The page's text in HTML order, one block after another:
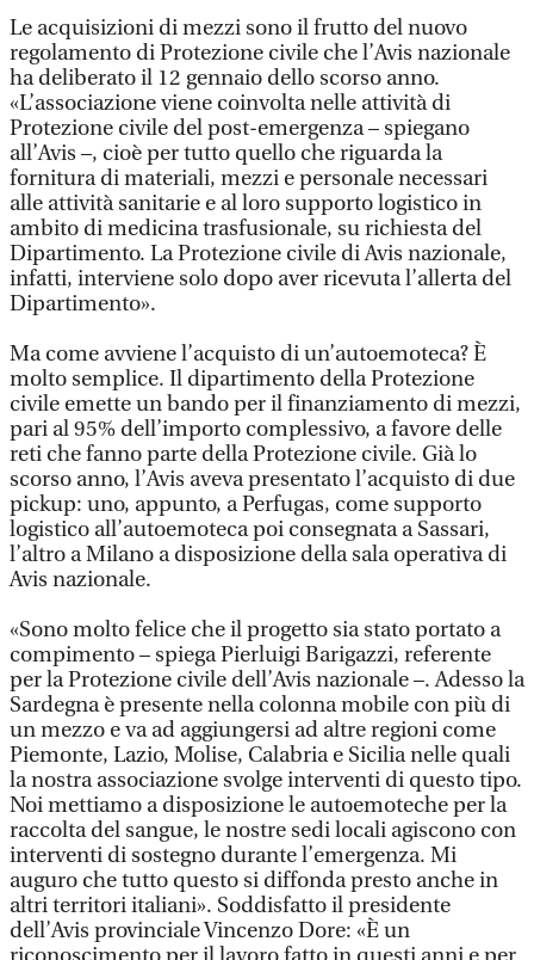
Le acquisizioni di mezzi sono il frutto del nuovo
regolamento di Protezione civile che l’Avis nazionale
ha deliberato il 12 gennaio dello scorso anno.
«L’associazione viene coinvolta nelle attività di
Protezione civile del post-emergenza – spiegano
all’Avis –, cioè per tutto quello che riguarda la
fornitura di materiali, mezzi e personale necessari
alle attività sanitarie e al loro supporto logistico in
ambito di medicina trasfusionale, su richiesta del
Dipartimento. La Protezione civile di Avis nazionale,
infatti, interviene solo dopo aver ricevuta l’allerta del
Dipartimento».
Ma come avviene l’acquisto di un’autoemoteca? È
molto semplice. Il dipartimento della Protezione
civile emette un bando per il finanziamento di mezzi,
pari al 95% dell’importo complessivo, a favore delle
reti che fanno parte della Protezione civile. Già lo
scorso anno, l’Avis aveva presentato l’acquisto di due
pickup: uno, appunto, a Perfugas, come supporto
logistico all’autoemoteca poi consegnata a Sassari,
l’altro a Milano a disposizione della sala operativa di
Avis nazionale.
«Sono molto felice che il progetto sia stato portato a
compimento – spiega Pierluigi Barigazzi, referente
per la Protezione civile dell’Avis nazionale –. Adesso la
Sardegna è presente nella colonna mobile con più di
un mezzo e va ad aggiungersi ad altre regioni come
Piemonte, Lazio, Molise, Calabria e Sicilia nelle quali
la nostra associazione svolge interventi di questo tipo.
Noi mettiamo a disposizione le autoemoteche per la
raccolta del sangue, le nostre sedi locali agiscono con
interventi di sostegno durante l’emergenza. Mi
auguro che tutto questo si diffonda presto anche in
altri territori italiani». Soddisfatto il presidente
dell’Avis provinciale Vincenzo Dore: «È un